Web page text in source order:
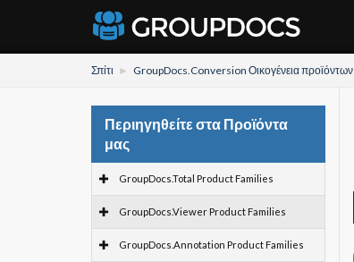
Σπίτι GroupDocs.Conversion Οικογένεια προϊόντων
Περιηγηθείτε στα Προϊόντα
μας
GroupDocs.Total Product Families
GroupDocs.Viewer Product Families
GroupDocs.Annotation Product Families